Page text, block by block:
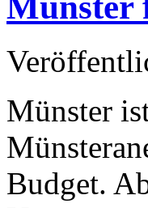
Münster
Budget.